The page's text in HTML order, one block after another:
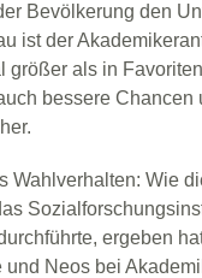
Bevölkerung den
ist der
größer als in
bessere Chancen
Wahlverhalten: Wie
ergeben
und Neos bei